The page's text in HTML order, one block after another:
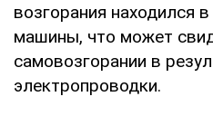
возгорания находился
машины, что может
самовозгорании в
электропроводки.